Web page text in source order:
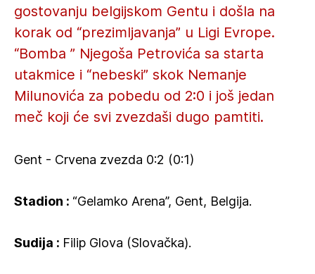
gostovanju belgijskom Gentu i došla na
korak od “prezimljavanja” u Ligi Evrope.
“Bomba ” Njegoša Petrovića sa starta
utakmice i “nebeski” skok Nemanje
Milunovića za pobedu od 2:0 i još jedan
meč koji će svi zvezdaši dugo pamtiti.
Gent - Crvena zvezda 0:2 (0:1)
Stadion : “Gelamko Arena”, Gent, Belgija.
Sudija : Filip Glova (Slovačka).